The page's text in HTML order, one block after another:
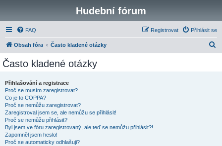
Hudební fórum
FAQ Přihlásit se
Registrovat
Obsah fóra Často kladené otázky
Často kladené otázky
Přihlašování a registrace
Proč se musím zaregistrovat?
Co je to COPPA?
Proč se nemůžu zaregistrovat?
Zaregistroval jsem se, ale nemůžu se přihlásit!
Proč se nemůžu přihlásit?
Byl jsem ve fóru zaregistrovaný, ale teď se nemůžu přihlásit?!
Zapomněl jsem heslo!
Proč se automaticky odhlašuji?